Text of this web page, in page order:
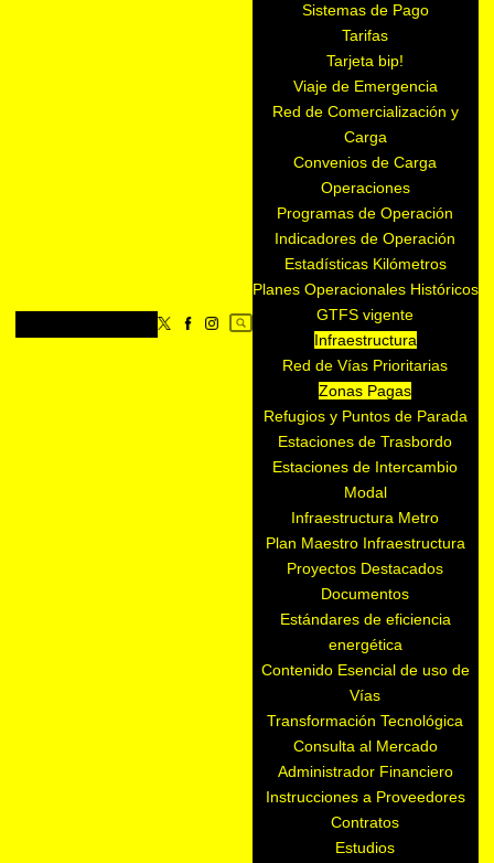
Sistemas de Pago
Tarifas
Tarjeta bip!
Viaje de Emergencia
Red de Comercialización y
Carga
Convenios de Carga
Operaciones
Programas de Operación
Indicadores de Operación
Estadísticas Kilómetros
Planes Operacionales Históricos
GTFS vigente
Infraestructura
Red de Vías Prioritarias
Zonas Pagas
Refugios y Puntos de Parada
Estaciones de Trasbordo
Estaciones de Intercambio
Modal
Infraestructura Metro
Plan Maestro Infraestructura
Proyectos Destacados
Documentos
Estándares de eficiencia
energética
Contenido Esencial de uso de
Vías
Transformación Tecnológica
Consulta al Mercado
Administrador Financiero
Instrucciones a Proveedores
Contratos
Estudios